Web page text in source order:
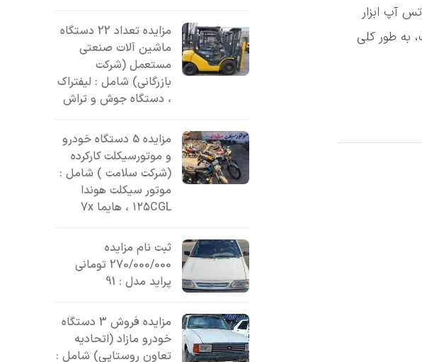
آپ ابزار
به طور کلی
مزایده تعداد 22 دستگاه
ماشین آلات صنعتی
مستعمل (شرکت
بازرگانی) شامل : لیفتراک
، دستگاه جوش و تراش
مزایده 5 دستگاه خودرو
و موتورسیکلت کارکرده
(شرکت سلامت ) شامل :
موتور سیکلت هوندا
۱۲۵CGL ، هایما 7x
ثبت نام مزایده
270/000/000 تومانی
پراید مدل : 91
مزایده فروش 3 دستگاه
خودرو مازاد (اتحادیه
تعاون روستایی) شامل :